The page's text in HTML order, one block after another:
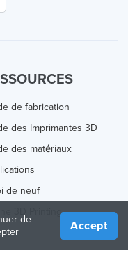
de fabrication
des Imprimantes 3D
des matériaux
de neuf
3D Printing
de
Accept